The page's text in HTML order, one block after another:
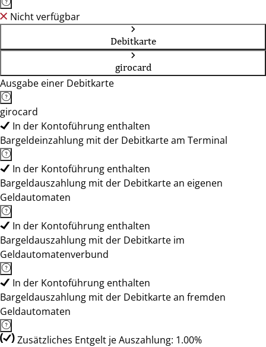
Nicht verfügbar
Debitkarte
girocard
Ausgabe einer Debitkarte
girocard
In der Kontoführung enthalten
Bargeldeinzahlung mit der Debitkarte am Terminal
In der Kontoführung enthalten
Bargeldauszahlung mit der Debitkarte an eigenen
Geldautomaten
In der Kontoführung enthalten
Bargeldauszahlung mit der Debitkarte im
Geldautomatenverbund
In der Kontoführung enthalten
Bargeldauszahlung mit der Debitkarte an fremden
Geldautomaten
Zusätzliches Entgelt je Auszahlung: 1.00%